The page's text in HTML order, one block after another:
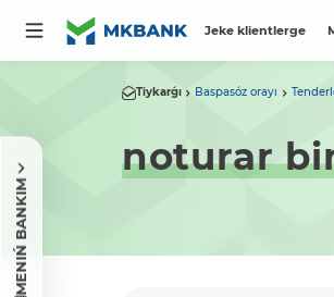
Jeke klientlerge
MENIŃ BANKIM
Tiykarǵı Baspasóz orayı
noturar